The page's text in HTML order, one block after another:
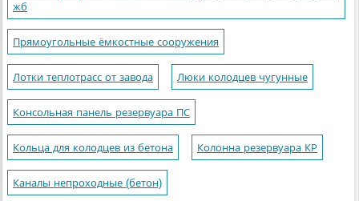
жб
Прямоугольные ёмкостные сооружения
Лотки теплотрасс от завода Люки колодцев чугунные
Консольная панель резервуара ПС
Кольца для колодцев из бетона Колонна резервуара КР
Каналы непроходные (бетон)